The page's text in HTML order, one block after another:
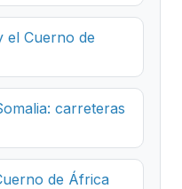
el Cuerno de
carreteras
de África